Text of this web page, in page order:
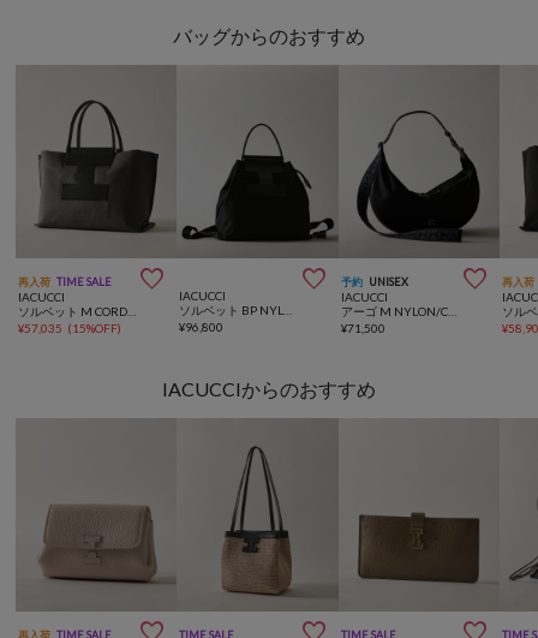
バッグからのおすすめ
再入荷 TIME SALE 
IACUCCI
¥57,035 (15%OFF)

IACUCCI
¥96,800
予約 UNISEX 
IACUCCI
アーゴ M NYLON/CERVO
¥71,500
再入荷
¥
IACUCCIからのおすすめ
再入荷 TIME SALE TIME SALE TIME SALE TIME